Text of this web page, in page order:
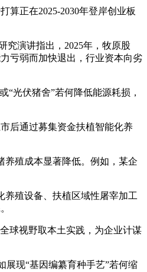
正在2025-2030年登岸创业板
演讲指出，2025年，牧原股
亏弱而加快退出，行业资本向劣
光伏猪舍”若何降低能源耗损，
后通过募集资金扶植智能化养
殖成本显著降低。例如，某企
殖设备、扶植区域性屠宰加工
球视野取本土实践，为企业计谋
现“基因编纂育种手艺”若何缩